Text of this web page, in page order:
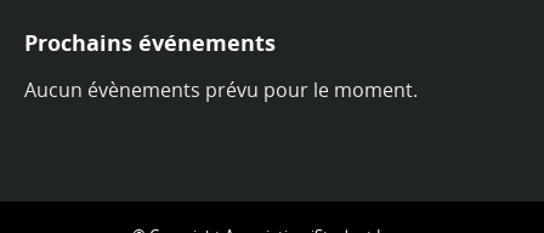
Prochains événements
Aucun évènements prévu pour le moment.